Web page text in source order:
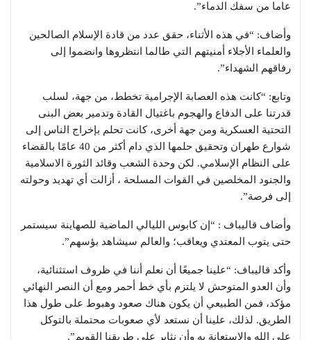
عاما من سفك الدماء”.
وأضاف: “في هذه الأثناء، حقق عدد من قادة الإسلام الصالحين
والعلماء الأجلاء أمنيتهم التي طالما انتظروها وانضموا إلى
رفاقهم الشهداء”.
وتابع: “كانت هذه العصابة الإجرامية تخطط، من جهة، لسلب
قدرتنا على الدفاع والهجوم باغتيال القادة وتدمير بعض البنى
التحتية العسكرية ومن جهة أخرى، كانت تحلم بإخراج الناس إلى
شوارع طهران وتحقيق حلمها الذي دام أكثر من 40 عامًا بالقضاء
على النظام الإسلامي. لكن وحدة الشعب وقائد الثورة الاسلامیة
والجنود المخلصين في القوات المسلحة ، أزالت أي تهديد وحولته
إلى فرصة”.
وأضاف قاليباف : “إن كابوس الليالي الماضية للصهاينة سيستمر
حتى يتوب المعتدي ويعاقب؛ والعالم سيشاهد بؤسهم”.
وأكد قاليباف: “علينا جميعًا أن نعلم أننا في ظروف استثنائية،
وأن العدو المتوحش لا يلتزم بأي خط أحمر ومع أن النصر النهائي
مؤكد، فمن الطبيعي أن يكون هناك صعود وهبوط على طول هذا
الطريق. لذلك، علينا أن نستعد لأي صعوبات محتملة بالتوكل
على الله والاستعانة به وأن نثابر على طريقنا القويم”.